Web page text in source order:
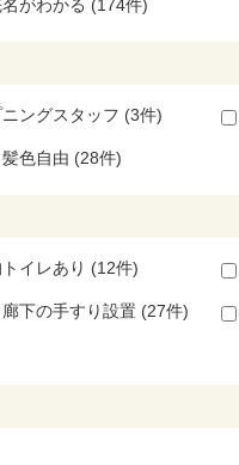
がわかる (174件)
ングスタッフ (3件)
色自由 (28件)
イレあり (12件)
下の手すり設置 (27件)